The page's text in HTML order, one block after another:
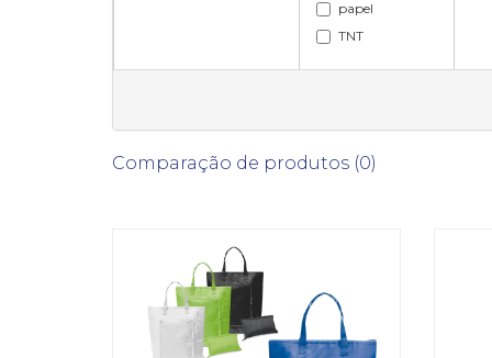
papel
TNT
Comparação de produtos (0)